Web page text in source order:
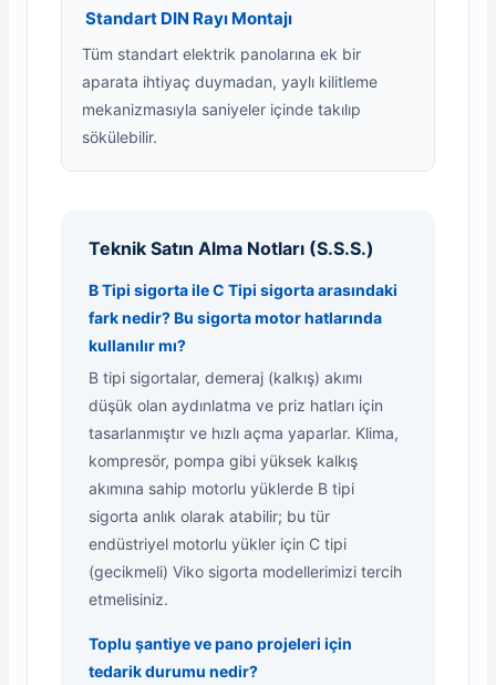
Standart DIN Rayı Montajı
Tüm standart elektrik panolarına ek bir
aparata ihtiyaç duymadan, yaylı kilitleme
mekanizmasıyla saniyeler içinde takılıp
sökülebilir.
Teknik Satın Alma Notları (S.S.S.)
B Tipi sigorta ile C Tipi sigorta arasındaki
fark nedir? Bu sigorta motor hatlarında
kullanılır mı?
B tipi sigortalar, demeraj (kalkış) akımı
düşük olan aydınlatma ve priz hatları için
tasarlanmıştır ve hızlı açma yaparlar. Klima,
kompresör, pompa gibi yüksek kalkış
akımına sahip motorlu yüklerde B tipi
sigorta anlık olarak atabilir; bu tür
endüstriyel motorlu yükler için C tipi
(gecikmeli) Viko sigorta modellerimizi tercih
etmelisiniz.
Toplu şantiye ve pano projeleri için
tedarik durumu nedir?